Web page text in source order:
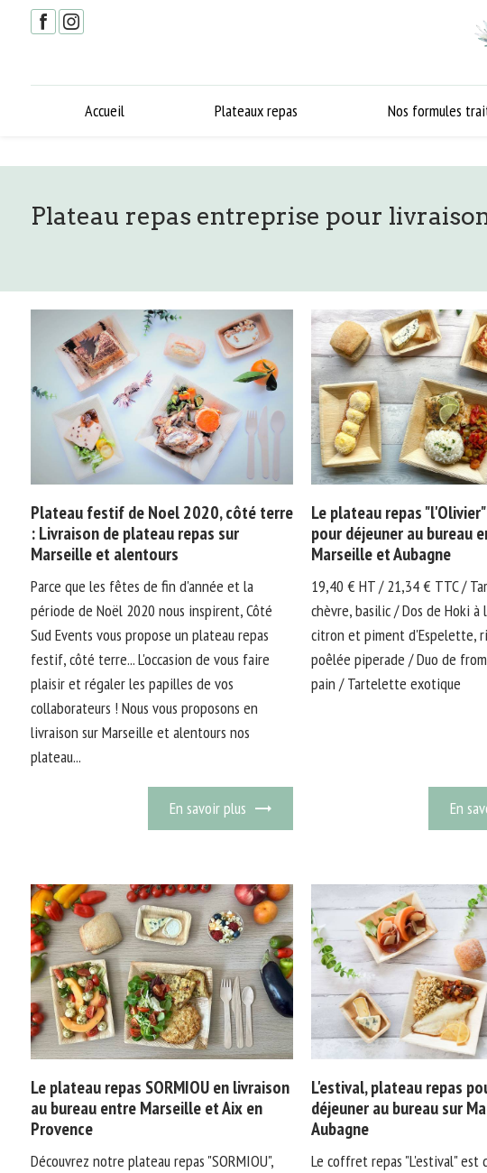
Accueil Plateaux repas Nos formules
Plateau repas entreprise pour
Plateau festif de Noel 2020, côté terre
: Livraison de plateau repas sur
Marseille et alentours
Parce que les fêtes de fin d'année et la
période de Noël 2020 nous inspirent, Côté
Sud Events vous propose un plateau repas
festif, côté terre... L'occasion de vous faire
plaisir et régaler les papilles de vos
collaborateurs ! Nous vous proposons en
livraison sur Marseille et alentours nos
plateau...
En savoir plus
Le plateau repas
pour déjeuner au bureau
Marseille et Aubagne
19,40 € HT / 21,34 € TTC /
chèvre, basilic / Dos de Hoki à
citron et piment d'Espelette,
poêlée piperade / Duo de
pain / Tartelette exotique
En
Le plateau repas SORMIOU en livraison
au bureau entre Marseille et Aix en
Provence
Découvrez notre plateau repas "SORMIOU",
L'estival, plateau repas
déjeuner au bureau sur
Aubagne
Le coffret repas "L'estival" est
Panneau de gestion des cookies